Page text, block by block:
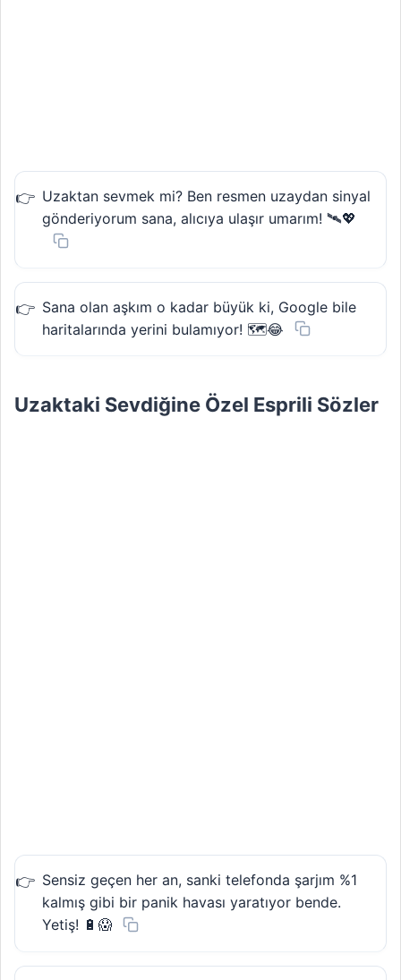
Uzaktan sevmek mi? Ben resmen uzaydan sinyal
gönderiyorum sana, alıcıya ulaşır umarım! 🛰️💖
Sana olan aşkım o kadar büyük ki, Google bile
haritalarında yerini bulamıyor! 🗺️😂
Uzaktaki Sevdiğine Özel Esprili Sözler
Sensiz geçen her an, sanki telefonda şarjım %1
kalmış gibi bir panik havası yaratıyor bende.
Yetiş! 🔋😱